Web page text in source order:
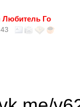
Любитель Го